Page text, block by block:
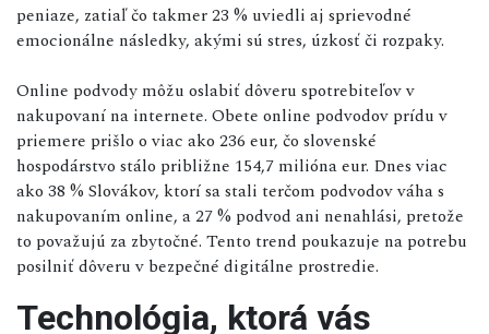
peniaze, zatiaľ čo takmer 23 % uviedli aj sprievodné
emocionálne následky, akými sú stres, úzkosť či rozpaky.
Online podvody môžu oslabiť dôveru spotrebiteľov v
nakupovaní na internete. Obete online podvodov prídu v
priemere prišlo o viac ako 236 eur, čo slovenské
hospodárstvo stálo približne 154,7 milióna eur. Dnes viac
ako 38 % Slovákov, ktorí sa stali terčom podvodov váha s
nakupovaním online, a 27 % podvod ani nenahlási, pretože
to považujú za zbytočné. Tento trend poukazuje na potrebu
posilniť dôveru v bezpečné digitálne prostredie.
Technológia, ktorá vás